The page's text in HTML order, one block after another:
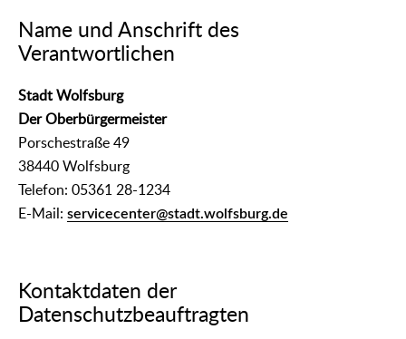
Name und Anschrift des
Verantwortlichen
Stadt Wolfsburg
Der Oberbürgermeister
Porschestraße 49
38440 Wolfsburg
Telefon: 05361 28-1234
E-Mail: servicecenter@stadt.wolfsburg.de
Kontaktdaten der
Datenschutzbeauftragten